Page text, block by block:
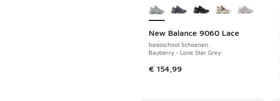
New Balance 9060 Lace
basisschool Schoenen
Bayberry - Lone Star Grey
€ 154,99
NIEUW